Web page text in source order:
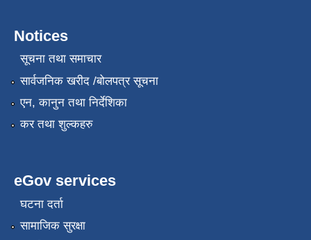
Notices
सूचना तथा समाचार
सार्वजनिक खरीद /बोलपत्र सूचना
एन, कानुन तथा निर्देशिका
कर तथा शुल्कहरु
eGov services
घटना दर्ता
सामाजिक सुरक्षा